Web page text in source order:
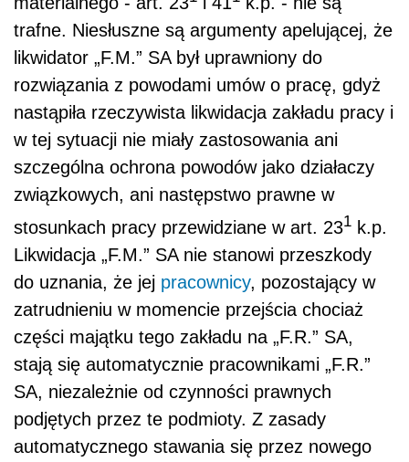
trafne. Niesłuszne są argumenty apelującej, że
likwidator „F.M.” SA był uprawniony do
rozwiązania z powodami umów o pracę, gdyż
nastąpiła rzeczywista likwidacja zakładu pracy i
w tej sytuacji nie miały zastosowania ani
szczególna ochrona powodów jako działaczy
związkowych, ani następstwo prawne w
stosunkach pracy przewidziane w art. 231 k.p.
Likwidacja „F.M.” SA nie stanowi przeszkody
do uznania, że jej pracownicy, pozostający w
zatrudnieniu w momencie przejścia chociaż
części majątku tego zakładu na „F.R.” SA,
stają się automatycznie pracownikami „F.R.”
SA, niezależnie od czynności prawnych
podjętych przez te podmioty. Z zasady
automatycznego stawania się przez nowego